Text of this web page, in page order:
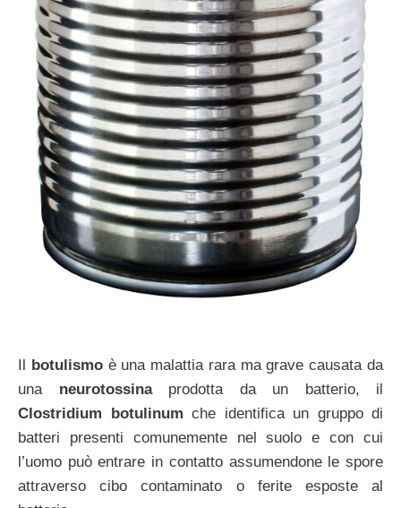
Il botulismoè una malattia rara ma grave causata da
una neurotossinaprodotta da un batterio, il
Clostridium botulinum che identifica un gruppo di
batteri presenti comunemente nel suolo e con cui
l’uomo può entrare in contatto assumendone le spore
attraverso cibo contaminato o ferite esposte al